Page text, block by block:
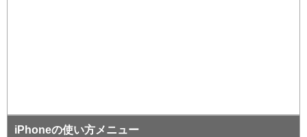
iPhoneの使い方メニュー